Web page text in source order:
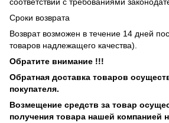
соответствии с требованиями
Сроки возврата
Возврат возможен в течение 14 дней
товаров надлежащего качества).
Обратите внимание !!!
Обратная доставка товаров
покупателя.
Возмещение средств за товар
получения товара нашей компанией